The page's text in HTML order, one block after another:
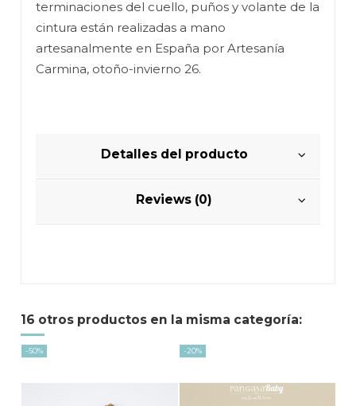
terminaciones del cuello, puños y volante de la
cintura están realizadas a mano
artesanalmente en España por Artesanía
Carmina, otoño-invierno 26.
Detalles del producto
Reviews (0)
16 otros productos en la misma categoría:
-50% -20%